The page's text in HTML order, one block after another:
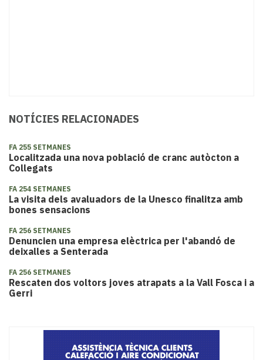
NOTÍCIES RELACIONADES
FA 255 SETMANES
Localitzada una nova població de cranc autòcton a
Collegats
FA 254 SETMANES
La visita dels avaluadors de la Unesco finalitza amb
bones sensacions
FA 256 SETMANES
Denuncien una empresa elèctrica per l'abandó de
deixalles a Senterada
FA 256 SETMANES
Rescaten dos voltors joves atrapats a la Vall Fosca i a
Gerri